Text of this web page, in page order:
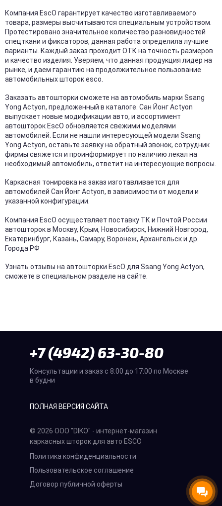
Компания EscO гарантирует качество изготавливаемого
товара, размеры высчитываются специальным устройством.
Протестировано значительное количество разновидностей
спецткани и фиксаторов, данная работа определила лучшие
варианты. Каждый заказ проходит ОТК на точность размеров
и качество изделия. Уверяем, что данная продукция лидер на
рынке, и даем гарантию на продолжительное пользование
автомобильных шторок esco.
Заказать автошторки сможете на автомобиль марки Ssang
Yong Actyon, предложенный в каталоге. Сан Йонг Actyon
выпускает новые модификации авто, и ассортимент
автошторок EscO обновляется свежими моделями
автомобилей. Если не нашли интересующей модели Ssang
Yong Actyon, оставьте заявку на обратный звонок, сотрудник
фирмы свяжется и проинформирует по наличию лекал на
необходимый автомобиль, ответит на интересующие вопросы.
Каркасная тонировка на заказ изготавливается для
автомобилей Сан Йонг Actyon, в зависимости от модели и
указанной конфигурации.
Компания EscO осуществляет поставку ТК и Почтой России
автошторок в Москву, Крым, Новосибирск, Нижний Новгород,
Екатеринбург, Казань, Самару, Воронеж, Архангельск и др.
Города РФ
Узнать отзывы на автошторки EscO для Ssang Yong Actyon,
сможете в специальном разделе на сайте.
+7 (4942) 63-30-80
Консультации и заказ с 8:00 до 17:00 по Москве
в будни
ПОЛНАЯ ВЕРСИЯ САЙТА
© 2026 ООО "DIKO" - интернет-магазин
каркасных шторок для авто ESCO
Политика конфиденциальности
Пользовательское соглашение
Договор публичной оферты